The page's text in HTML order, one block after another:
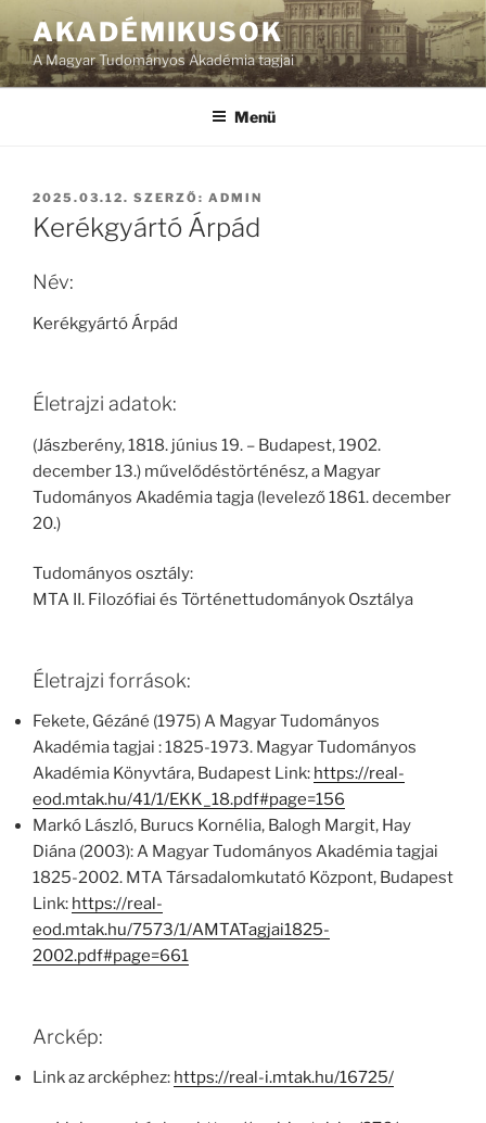
AKADÉMIKUSOK
A Magyar Tudományos Akadémia tagjai
Menü
BEKÜLDVE:
2025.03.12. SZERZŐ: ADMIN
Kerékgyártó Árpád
Név:
Kerékgyártó Árpád
Életrajzi adatok:
(Jászberény, 1818. június 19. – Budapest, 1902.
december 13.) művelődéstörténész, a Magyar
Tudományos Akadémia tagja (levelező 1861. december
20.)
Tudományos osztály:
MTA II. Filozófiai és Történettudományok Osztálya
Életrajzi források:
Fekete, Gézáné (1975) A Magyar Tudományos
Akadémia tagjai : 1825-1973. Magyar Tudományos
Akadémia Könyvtára, Budapest Link: https://real-
eod.mtak.hu/41/1/EKK_18.pdf#page=156
Markó László, Burucs Kornélia, Balogh Margit, Hay
Diána (2003): A Magyar Tudományos Akadémia tagjai
1825-2002. MTA Társadalomkutató Központ, Budapest
Link: https://real-
eod.mtak.hu/7573/1/AMTATagjai1825-
2002.pdf#page=661
Arckép:
Link az arcképhez: https://real-i.mtak.hu/16725/